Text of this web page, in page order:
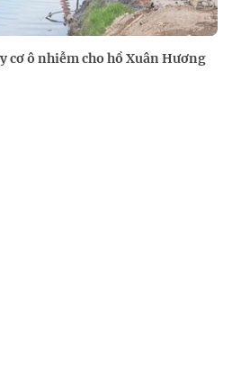
cơ ô nhiễm cho hồ Xuân Hương